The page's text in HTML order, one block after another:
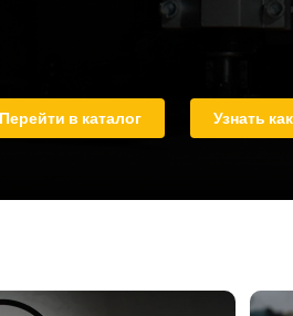
Перейти в каталог Узнать